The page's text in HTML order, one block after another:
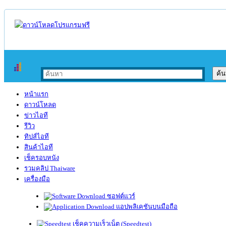
หน้าแรก
ดาวน์โหลด
ข่าวไอที
รีวิว
ทิปส์ไอที
สินค้าไอที
เช็ครอบหนัง
รวมคลิป Thaiware
เครื่องมือ
ซอฟต์แวร์
แอปพลิเคชันบนมือถือ
เช็คความเร็วเน็ต (Speedtest)